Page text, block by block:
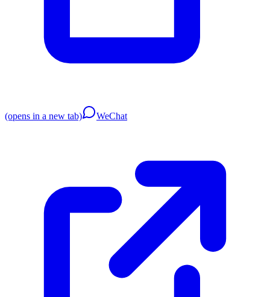
(opens in a new tab) WeChat